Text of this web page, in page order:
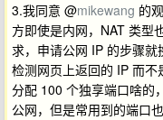
3.我同意 @mikewang 的
方即使是内网，NAT 类型
求，申请公网 IP 的步骤
检测网页上返回的 IP 而
分配 100 个独享端口啥的
公网，但是常用到的端口